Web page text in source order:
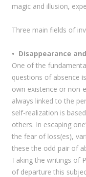
magic and illusion,
Three main fields of
• Disappearance
One of the
questions of absence
own existence or non-
always linked to the
self-realization is
others. In escaping
the fear of loss(es),
these the odd pair of
Taking the writings of
of departure this